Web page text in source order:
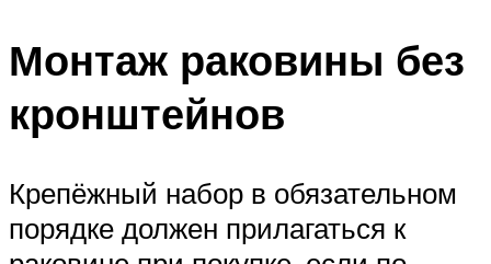
Монтаж раковины без
кронштейнов
Крепёжный набор в обязательном
порядке должен прилагаться к